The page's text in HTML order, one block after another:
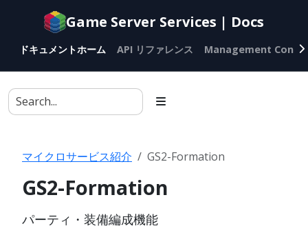
Documentation
agents
Game Server Services | Docs
ドキュメントホーム API リファレンス Management
マイクロサービス紹介 GS2-Formation
GS2-Formation
パーティ・装備編成機能